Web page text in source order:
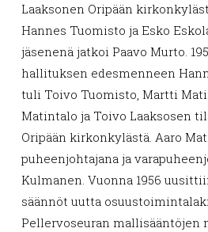
Laaksonen Oripään
Hannes Tuomisto ja Esko
jäsenenä jatkoi Paavo Murto.
hallituksen edesmenneen
tuli Toivo Tuomisto, Martti
Matintalo ja Toivo Laaksosen
Oripään kirkonkylästä. Aaro
puheenjohtajana ja
Kulmanen. Vuonna 1956
säännöt uutta
Pellervoseuran mallisääntöjen